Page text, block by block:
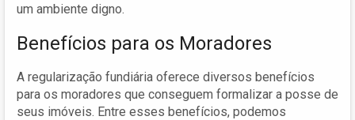
um ambiente digno.
Benefícios para os Moradores
A regularização fundiária oferece diversos benefícios
para os moradores que conseguem formalizar a posse de
seus imóveis. Entre esses benefícios, podemos